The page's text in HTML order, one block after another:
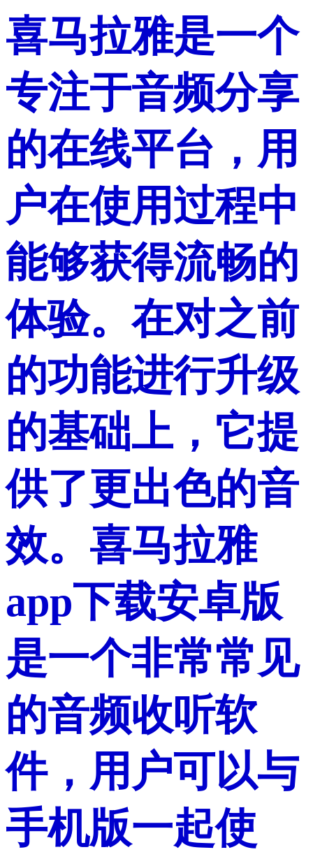
喜马拉雅是一个
专注于音频分享
的在线平台，用
户在使用过程中
能够获得流畅的
体验。在对之前
的功能进行升级
的基础上，它提
供了更出色的音
效。喜马拉雅
app下载安卓版
是一个非常常见
的音频收听软
件，用户可以与
手机版一起使